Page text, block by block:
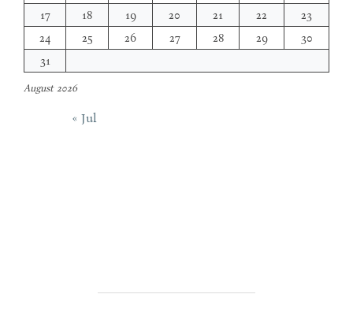
August 2026
17 18 19 20 21 22
23
24
25 26 27 28 29
30
31
« Jul